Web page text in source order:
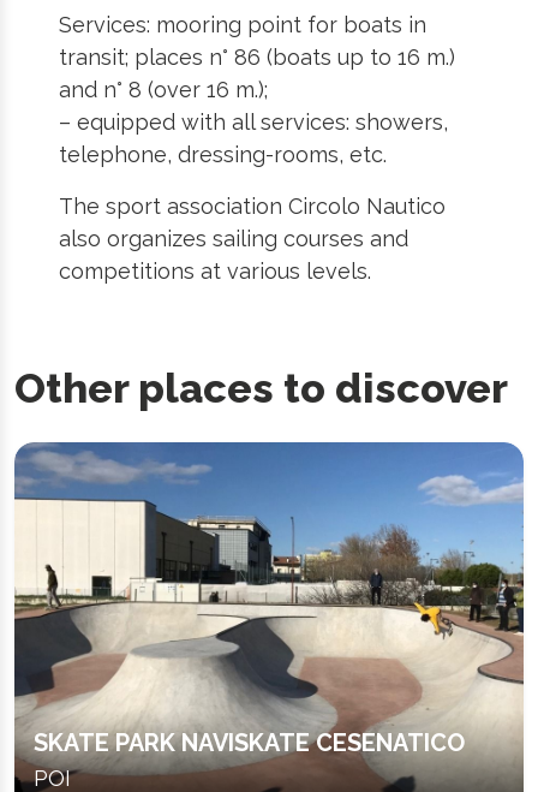
Services: mooring point for boats in
transit; places n° 86 (boats up to 16 m.)
and n° 8 (over 16 m.);
– equipped with all services: showers,
telephone, dressing-rooms, etc.
The sport association Circolo Nautico
also organizes sailing courses and
competitions at various levels.
Other places to discover
SKATE PARK NAVISKATE CESENATICO
POI